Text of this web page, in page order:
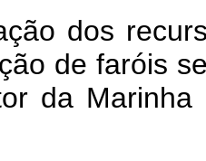
dos
de faróis
da